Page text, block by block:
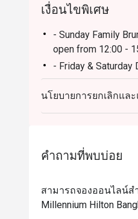
เงื่อนไขพิเศษ
- Sunday Family
open from 12:00 -
- Friday &
open from 18:00 -
- Monday -
- Friday-Saturday:
* Prices may be
(e.g. Christmas, New
more than 15
* Discount applies
นโยบายการยกเลิกแล
คำถามที่พบบ่อย
สามารถจองออนไลน์ส
Millennium Hilton